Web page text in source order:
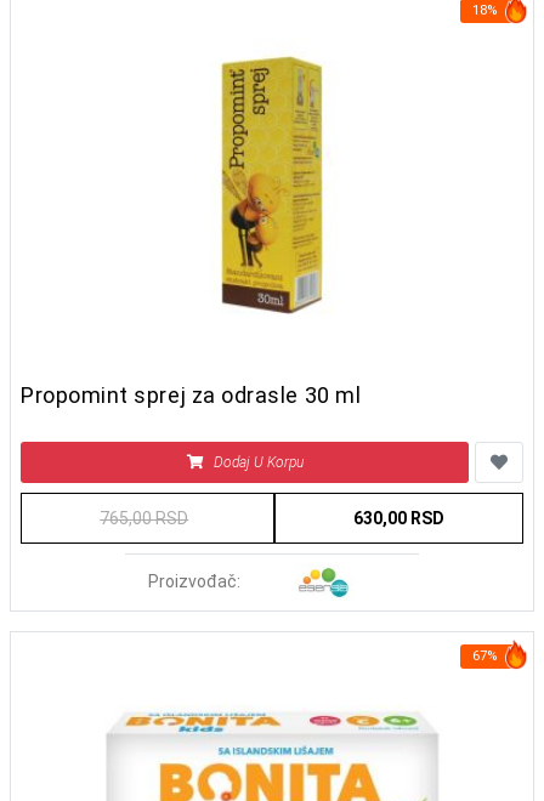
18%
Propomint sprej za odrasle 30 ml
Dodaj U Korpu
765,00 RSD 630,00 RSD
Proizvođač:
67%